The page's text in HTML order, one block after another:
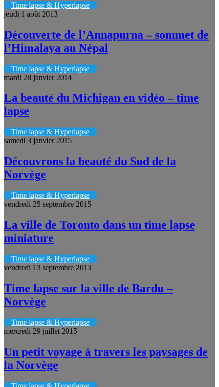
Time lapse & Hyperlapse
jeudi 1 août 2013
Découverte de l’Annapurna – sommet de
l’Himalaya au Népal
Time lapse & Hyperlapse
mardi 28 janvier 2014
La beauté du Michigan en vidéo – time
lapse
Time lapse & Hyperlapse
samedi 3 janvier 2015
Découvrons la beauté du Sud de la
Norvège
Time lapse & Hyperlapse
vendredi 25 septembre 2015
La ville de Toronto dans un time lapse
miniature
Time lapse & Hyperlapse
vendredi 13 septembre 2013
Time lapse sur la ville de Bardu –
Norvège
Time lapse & Hyperlapse
mercredi 29 juillet 2015
Un petit voyage à travers les paysages de
la Norvège